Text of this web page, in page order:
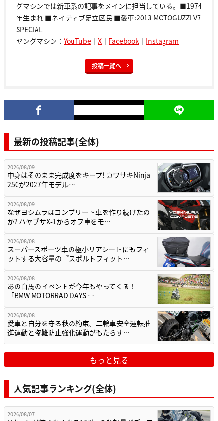
グマシンでは新車系の記事をメインに担当している。■1974
年生まれ ■ネイティブ足立区民 ■愛車:2013 MOTOGUZZI V7
SPECIAL
ヤングマシン： YouTube ｜ X ｜ Facebook ｜ Instagram
投稿一覧へ
最新の投稿記事(全体)
2026/08/09
中身はそのまま完成度をキープ! カワサキNinja
250が2027年モデル…
2026/08/09
なぜヨシムラはコンプリート車を作り続けたの
か? ハヤブサX-1からオフ車をモ…
2026/08/08
スーパースポーツ車の極小リアシートにもフィ
ットする大容量の『スポルトフィット…
2026/08/08
あの白馬のイベントが今年もやってくる！
「BMW MOTORRAD DAYS …
2026/08/08
愛車と自分を守る秋の約束。二輪車安全運転推
進運動と盗難防止強化運動がもたらす…
もっと見る
人気記事ランキング(全体)
2026/08/07